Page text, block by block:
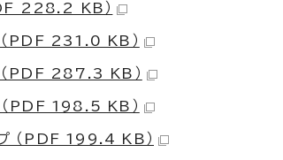
228.2 KB）
PDF 231.0 KB）
PDF 287.3 KB）
PDF 198.5 KB）
（PDF 199.4 KB）